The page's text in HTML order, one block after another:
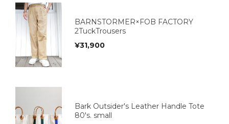
BARNSTORMER×FOB FACTORY
2TuckTrousers
¥31,900
Bark Outsider's Leather Handle Tote
80's. small